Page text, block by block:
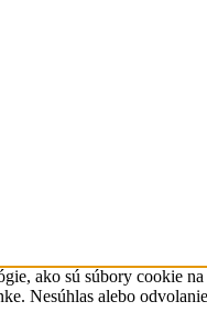
ako sú súbory cookie
Nesúhlas alebo